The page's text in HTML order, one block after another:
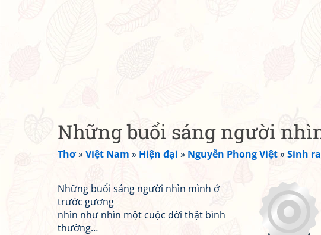
Những buổi sáng người
Thơ»Việt Nam » Hiện đại » Nguyễn Phong Việt»Sinh
Những buổi sáng người nhìn mình ở
trước gương
nhìn như nhìn một cuộc đời thật bình
thường…